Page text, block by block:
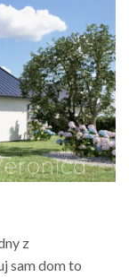
z
sam dom to